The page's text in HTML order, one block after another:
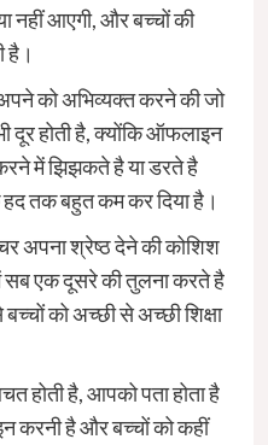
नहीं आएगी, और बच्चों की
है।
को अभिव्यक्त करने की जो
दूर होती है, क्योंकि ऑफलाइन
में झिझकते है या डरते है
तक बहुत कम कर दिया है।
अपना श्रेष्ठ देने की कोशिश
सब एक दूसरे की तुलना करते है
को अच्छी से अच्छी शिक्षा
होती है, आपको पता होता है
करनी है और बच्चों को कहीं